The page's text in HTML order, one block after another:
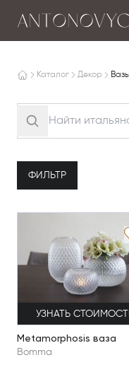
Каталог Декор Вазы
ФИЛЬТР
УЗНАТЬ
Metamorphosis ваза
Bomma